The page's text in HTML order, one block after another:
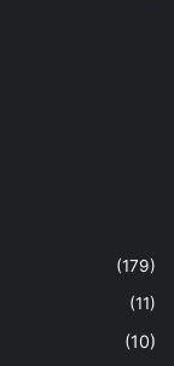
(179)
(11)
(10)